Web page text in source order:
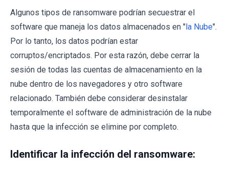
Algunos tipos de ransomware podrían secuestrar el
software que maneja los datos almacenados en " la Nube".
Por lo tanto, los datos podrían estar
corruptos/encriptados. Por esta razón, debe cerrar la
sesión de todas las cuentas de almacenamiento en la
nube dentro de los navegadores y otro software
relacionado. También debe considerar desinstalar
temporalmente el software de administración de la nube
hasta que la infección se elimine por completo.
Identificar la infección del ransomware: